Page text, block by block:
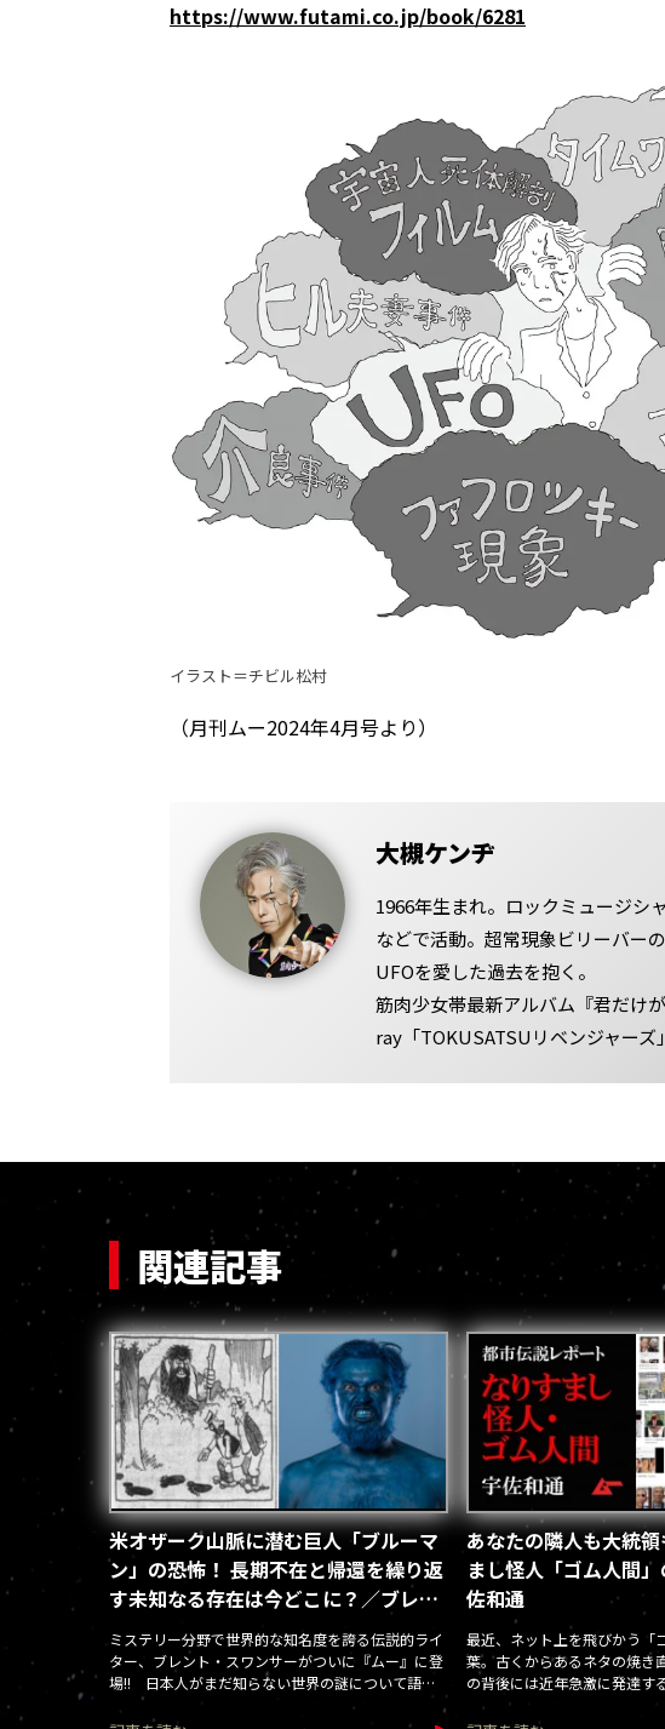
https://www.futami.co.jp/book/6281
イラスト＝チビル松村
（月刊ムー2024年4月号より）
大槻ケンヂ
1966年生まれ。ロックミュージシ
などで活動。超常現象ビリーバー
UFOを愛した過去を抱く。
筋肉少女帯最新アルバム『君だけ
ray「TOKUSATSUリベンジャーズ
関連記事
米オザーク山脈に潜む巨人「ブルーマ
ン」の恐怖！ 長期不在と帰還を繰り返
す未知なる存在は今どこに？／ブレン
ト・スワンサー
ミステリー分野で世界的な知名度を誇る伝説的ライ
ター、ブレント・スワンサーがついに『ムー』に登
場!! 日本人がまだ知らない世界の謎について語
あなたの隣人も大統
まし怪人「ゴム人間
佐和通
最近、ネット上を飛びかう「
葉。古くからあるネタの焼き
の背後には近年急激に発達す
の影響が見え隠れする。それ